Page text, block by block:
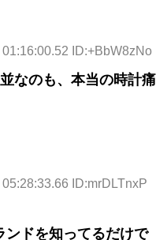
ID:+BbW8zNo
なのも、本当の時計痛
ID:mrDLTnxP
ンドを知ってるだけで